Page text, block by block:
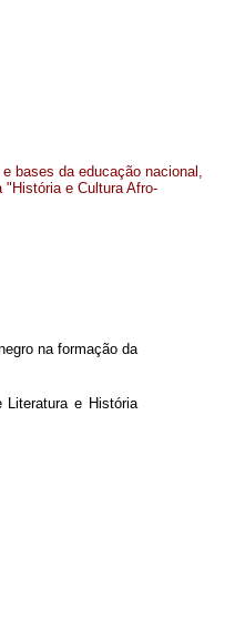
bases da educação nacional,
e Cultura Afro-
na formação da
e História